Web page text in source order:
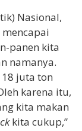
Nasional,
panen kita
namanya.
juta ton
karena itu,
kita makan
kita cukup,”